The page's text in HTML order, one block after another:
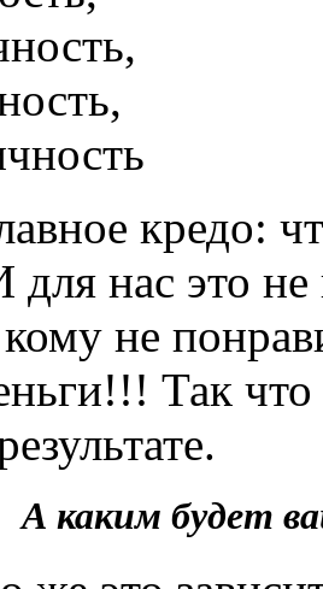
кредо:
для нас это
не
Так
А каким будет